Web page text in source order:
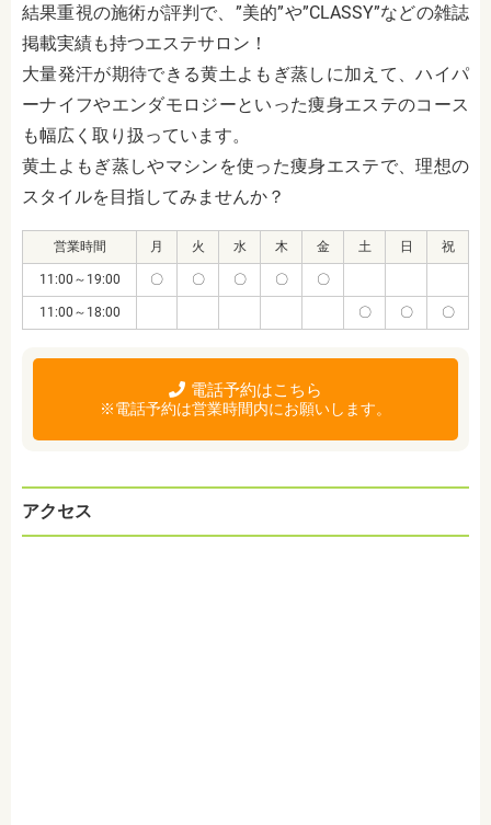
結果重視の施術が評判で、”美的”や”CLASSY”などの雑誌
掲載実績も持つエステサロン！
大量発汗が期待できる黄土よもぎ蒸しに加えて、ハイパ
ーナイフやエンダモロジーといった痩身エステのコース
も幅広く取り扱っています。
黄土よもぎ蒸しやマシンを使った痩身エステで、理想の
スタイルを目指してみませんか？
営業時間 月 火 水 木 金 土 日 祝
11:00～19:00 〇 〇 〇 〇 〇
11:00～18:00 〇 〇 〇
電話予約はこちら
※電話予約は営業時間内にお願いします。
アクセス